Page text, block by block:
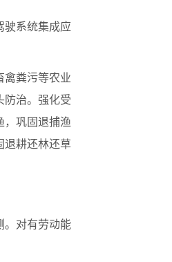
驶系统集成应
禽粪污等农业
防治。强化受
，巩固退捕渔
退耕还林还草
。对有劳动能